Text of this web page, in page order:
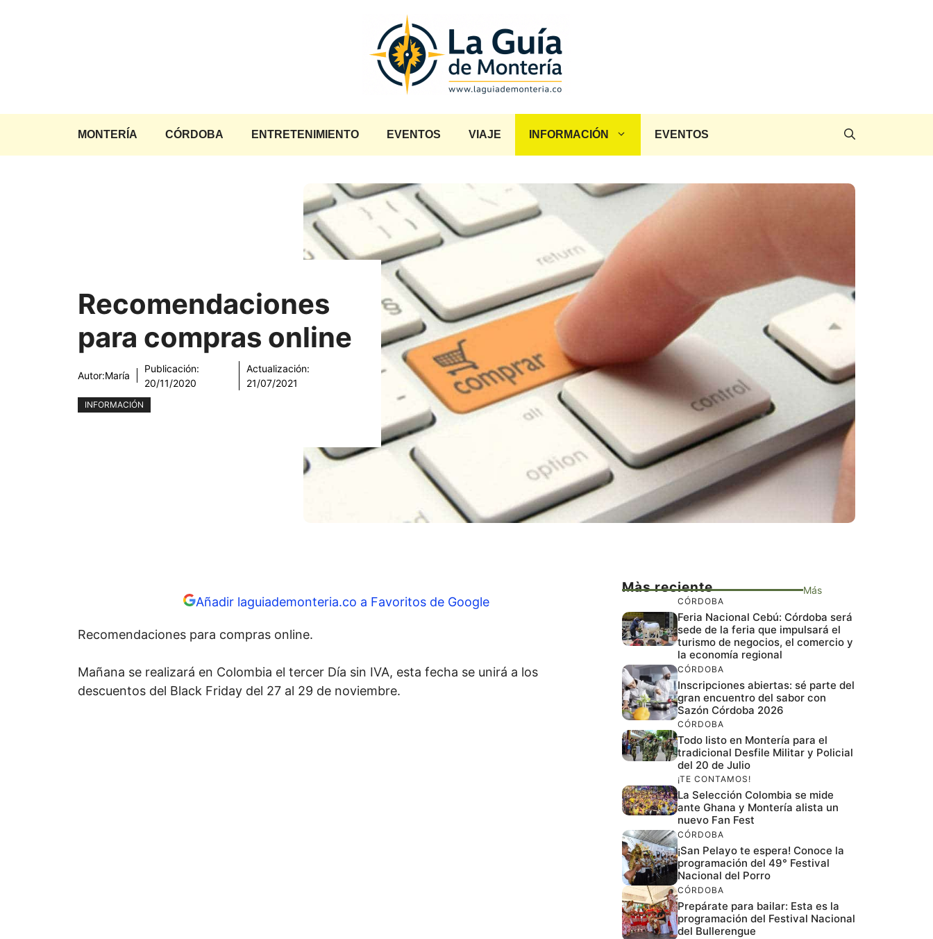
MONTERÍA CÓRDOBA ENTRETENIMIENTO EVENTOS VIAJE INFORMACIÓN EVENTOS
Recomendaciones
para compras online
Autor:María
Publicación:
20/11/2020
Actualización:
21/07/2021
INFORMACIÓN
Añadir laguiademonteria.co a Favoritos de Google
Recomendaciones para compras online.
Mañana se realizará en Colombia el tercer Día sin IVA, esta fecha se unirá a los
descuentos del Black Friday del 27 al 29 de noviembre.
Màs reciente Más
CÓRDOBA
Feria Nacional Cebú: Córdoba será
sede de la feria que impulsará el
turismo de negocios, el comercio y
la economía regional
CÓRDOBA
Inscripciones abiertas: sé parte del
gran encuentro del sabor con
Sazón Córdoba 2026
CÓRDOBA
Todo listo en Montería para el
tradicional Desfile Militar y Policial
del 20 de Julio
¡TE CONTAMOS!
La Selección Colombia se mide
ante Ghana y Montería alista un
nuevo Fan Fest
CÓRDOBA
¡San Pelayo te espera! Conoce la
programación del 49° Festival
Nacional del Porro
CÓRDOBA
Prepárate para bailar: Esta es la
programación del Festival Nacional
del Bullerengue